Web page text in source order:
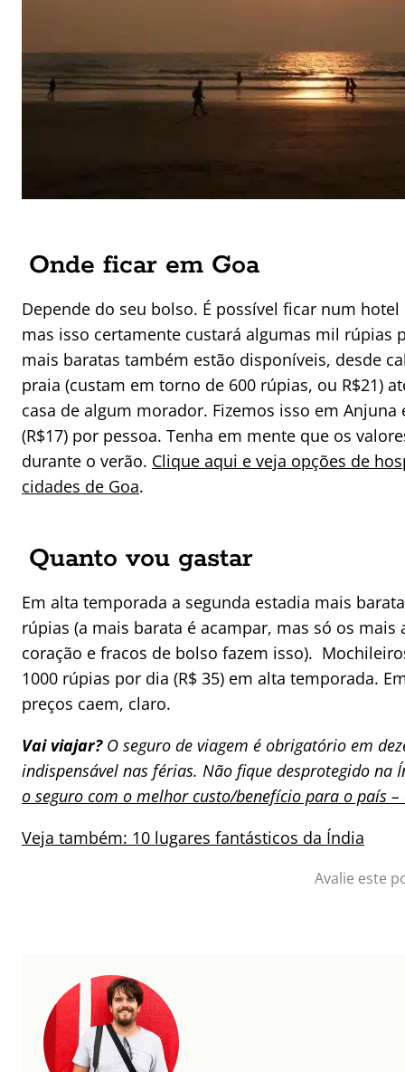
Onde ficar em Goa
Depende do seu bolso. É possível ficar num
mas isso certamente custará algumas mil rúpias
mais baratas também estão disponíveis, desde
praia (custam em torno de 600 rúpias, ou R$21)
casa de algum morador. Fizemos isso em Anjuna
(R$17) por pessoa. Tenha em mente que os
durante o verão. Clique aqui e veja opções de
cidades de Goa.
Quanto vou gastar
Em alta temporada a segunda estadia mais
rúpias (a mais barata é acampar, mas só os
coração e fracos de bolso fazem isso).
1000 rúpias por dia (R$ 35) em alta temporada.
preços caem, claro.
Vai viajar? O seguro de viagem é obrigatório em
indispensável nas férias. Não fique desprotegido na
o seguro com o melhor custo/benefício para o país
Veja também: 10 lugares fantásticos da Índia
Avalie este